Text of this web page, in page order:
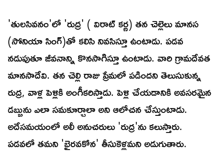
'తులసివనం'లో 'రుద్ర' ( విరాట్ కర్ణ) తన చెల్లెలు మానస
(సోనియా సింగ్)తో కలిసి నివసిస్తూ ఉంటాడు. పడవ
నడుపుతూ జీవనాన్ని కొనసాగిస్తూ ఉంటాడు. వారి గ్రామదేవత
మానసాదేవి. తన చెల్లి రాజు ప్రేమలో పడిందని తెలుసుకున్న
రుద్ర, వాళ్ల పెళ్లికి అంగీకరిస్తాడు. పెళ్లి చేయడానికి అవసరమైన
డబ్బును ఎలా సమకూర్చాలా అని ఆలోచన చేస్తుంటాడు.
అదేసమయంలో అలీ అనుచరులు 'రుద్ర'ను కలుస్తారు.
పడవలో తమని 'భైరవకోన' తీసుకెళ్లమని అడుగుతారు.